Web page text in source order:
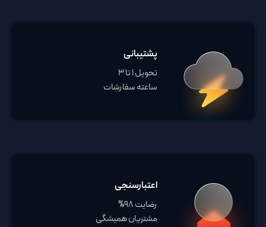
پشتیبانی
تحویل 1 تا 3
ساعته سفارشات
اعتبارسنجی
رضایت 98%
مشتریان همیشگی